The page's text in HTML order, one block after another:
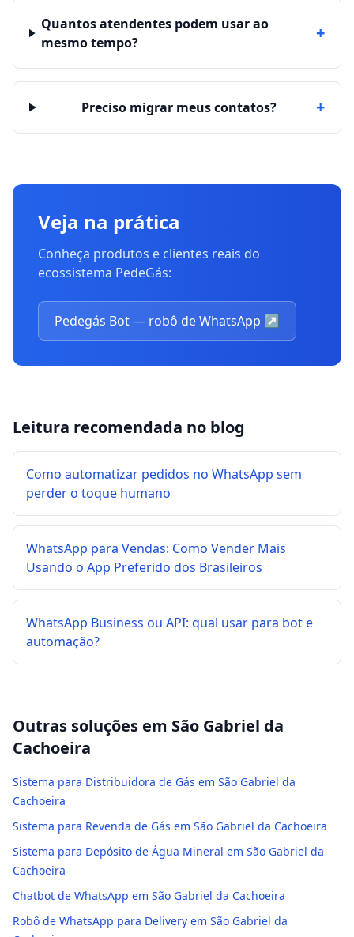
Quantos atendentes podem usar ao
mesmo tempo?
+
Preciso migrar meus contatos? +
Veja na prática
Conheça produtos e clientes reais do
ecossistema PedeGás:
Pedegás Bot — robô de WhatsApp ↗
Leitura recomendada no blog
Como automatizar pedidos no WhatsApp sem
perder o toque humano
WhatsApp para Vendas: Como Vender Mais
Usando o App Preferido dos Brasileiros
WhatsApp Business ou API: qual usar para bot e
automação?
Outras soluções em São Gabriel da
Cachoeira
Sistema para Distribuidora de Gás em São Gabriel da
Cachoeira
Sistema para Revenda de Gás em São Gabriel da Cachoeira
Sistema para Depósito de Água Mineral em São Gabriel da
Cachoeira
Chatbot de WhatsApp em São Gabriel da Cachoeira
Robô de WhatsApp para Delivery em São Gabriel da